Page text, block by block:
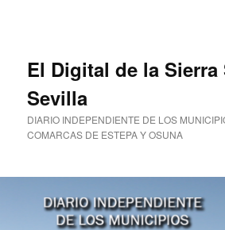
El Digital de la Sierra
Sevilla
DIARIO INDEPENDIENTE DE LOS
COMARCAS DE ESTEPA Y OSUNA